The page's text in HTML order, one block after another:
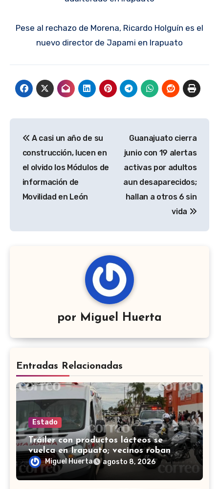
Pese al rechazo de Morena, Ricardo Holguín es el
nuevo director de Japami en Irapuato
de
entradas
A casi un año de su
construcción, lucen en
el olvido los Módulos de
información de
Movilidad en León
Guanajuato cierra
junio con 19 alertas
activas por adultos
aun desaparecidos;
hallan a otros 6 sin
vida
por Miguel Huerta
Entradas Relacionadas
Estado
Tráiler con productos lácteos se
vuelca en Irapuato; vecinos roban
carga en lugar de auxiliar a heridos
Miguel Huerta agosto 8, 2026